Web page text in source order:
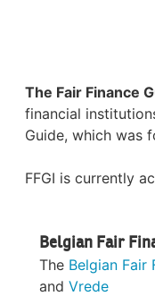
The Fair Finance
financial
Guide, which was
FFGI is currently
Belgian Fair
The Belgian Fair
and Vrede